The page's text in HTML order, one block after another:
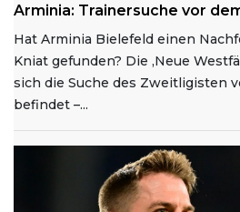
Arminia: Trainersuche vor
Hat Arminia Bielefeld einen
Kniat gefunden? Die ‚Neue
sich die Suche des Zweitligisten
befindet –...